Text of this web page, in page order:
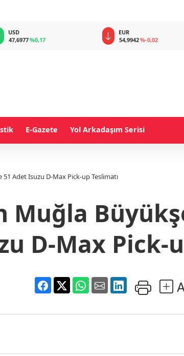
EUR
54,9942 %-0,02
GBP
64,1837%0,03
E-Gazete Yol Arkadaşım Serisi
Adet Isuzu D-Max Pick-up Teslimatı
Muğla
D-Max Pick-